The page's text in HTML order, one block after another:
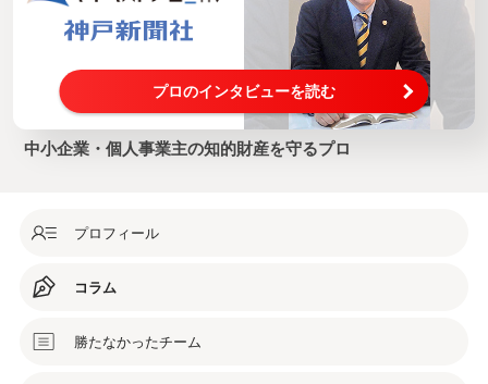
プロのインタビューを読む
中小企業・個人事業主の知的財産を守るプロ
プロフィール
コラム
勝たなかったチーム